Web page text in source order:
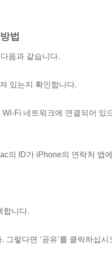
법
음과 같습니다.
있는지 확인합니다.
Fi 네트워크에 연결되어 있
의 ID가 iPhone의 연락처 앱
합니다.
렇다면 ‘공유’를 클릭하십시